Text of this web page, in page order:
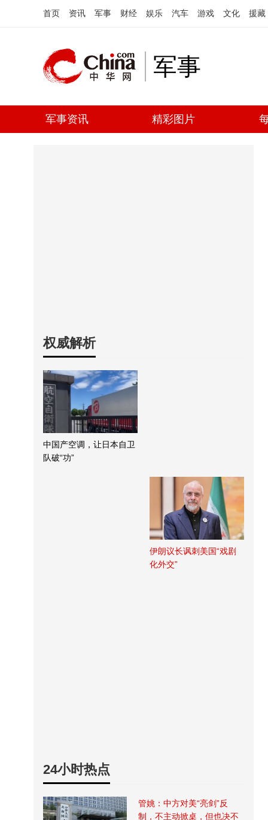
首页 资讯 军事 财经 娱乐 汽车 游戏 文化 援藏
军事
军事资讯 精彩图片
权威解析
中国产空调，让日本自卫
队破“功”
伊朗议长讽刺美国“戏剧
化外交”
24小时热点
管姚：中方对美“亮剑”反
制，不主动掀桌，但也决不